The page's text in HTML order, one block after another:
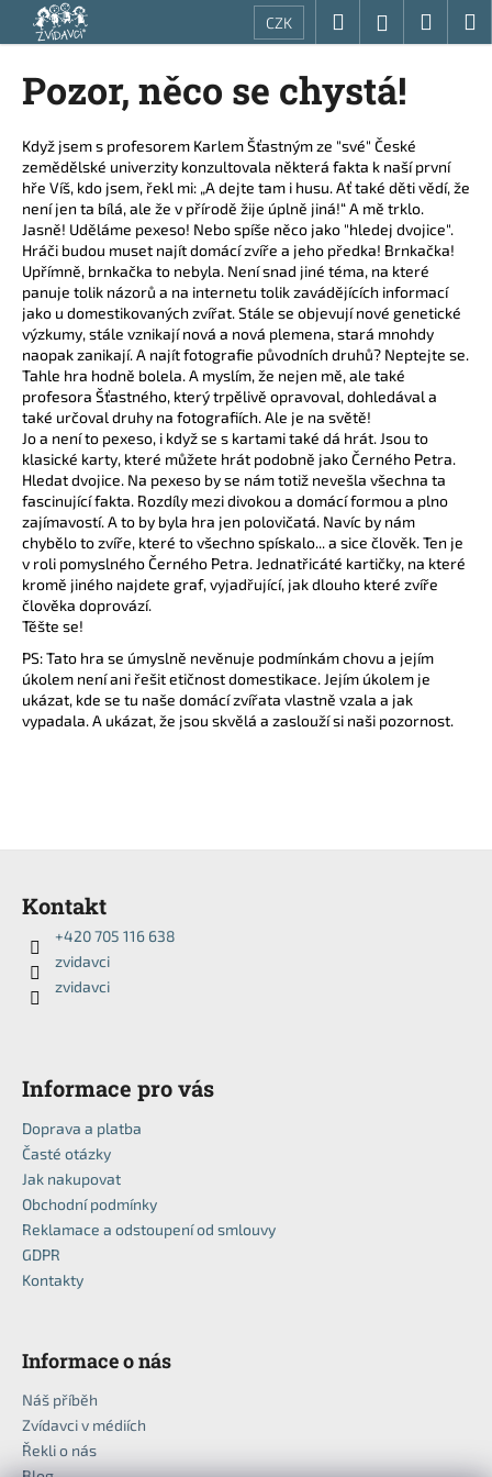
obsah
CZK HledatPřihlášení
Pozor, něco se chystá!
Když jsem s profesorem Karlem Šťastným ze "své" České
zemědělské univerzity konzultovala některá fakta k naší první
hře Víš, kdo jsem, řekl mi: „A dejte tam i husu. Ať také děti vědí, že
není jen ta bílá, ale že v přírodě žije úplně jiná!“ A mě trklo.
Jasně! Uděláme pexeso! Nebo spíše něco jako "hledej dvojice".
Hráči budou muset najít domácí zvíře a jeho předka! Brnkačka!
Upřímně, brnkačka to nebyla. Není snad jiné téma, na které
panuje tolik názorů a na internetu tolik zavádějících informací
jako u domestikovaných zvířat. Stále se objevují nové genetické
výzkumy, stále vznikají nová a nová plemena, stará mnohdy
naopak zanikají. A najít fotografie původních druhů? Neptejte se.
Tahle hra hodně bolela. A myslím, že nejen mě, ale také
profesora Šťastného, který trpělivě opravoval, dohledával a
také určoval druhy na fotografiích. Ale je na světě!
Jo a není to pexeso, i když se s kartami také dá hrát. Jsou to
klasické karty, které můžete hrát podobně jako Černého Petra.
Hledat dvojice. Na pexeso by se nám totiž nevešla všechna ta
fascinující fakta. Rozdíly mezi divokou a domácí formou a plno
zajímavostí. A to by byla hra jen polovičatá. Navíc by nám
chybělo to zvíře, které to všechno spískalo... a sice člověk. Ten je
v roli pomyslného Černého Petra. Jednatřicáté kartičky, na které
kromě jiného najdete graf, vyjadřující, jak dlouho které zvíře
člověka doprovází.
Těšte se!
PS: Tato hra se úmyslně nevěnuje podmínkám chovu a jejím
úkolem není ani řešit etičnost domestikace. Jejím úkolem je
ukázat, kde se tu naše domácí zvířata vlastně vzala a jak
vypadala. A ukázat, že jsou skvělá a zaslouží si naši pozornost.
o
o
p
o
t
ř
e
b
u
j
e
t
e
n
a
j
í
t
?
D
p
o
r
u
č
m
Kontakt
+420 705 116 638
zvidavci
zvidavci
Informace pro vás
Doprava a platba
Časté otázky
Jak nakupovat
Obchodní podmínky
Reklamace a odstoupení od smlouvy
GDPR
Kontakty
Informace o nás
Náš příběh
Zvídavci v médiích
Řekli o nás